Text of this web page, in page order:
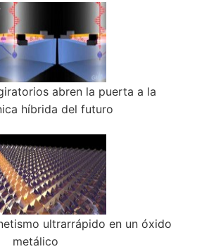
abren la puerta a la
híbrida del futuro
ultrarrápido en un óxido
metálico